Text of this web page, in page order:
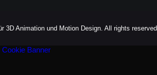
3D Animation und Motion Design. All rights reserved
Banner